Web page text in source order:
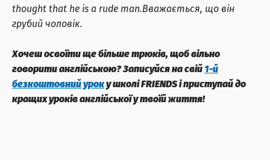
thought that he is a rude man.Вважається, що він
грубий чоловік.
Хочеш освоїти ще більше трюків, щоб вільно
говорити англійською? Записуйся на свій1-й
безкоштовний уроку школі FRIENDS і приступай до
кращих уроків англійської у твоїй життя!